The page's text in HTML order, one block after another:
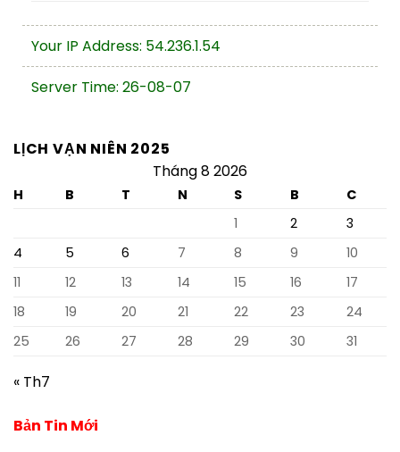
Your IP Address: 54.236.1.54
Server Time: 26-08-07
LỊCH VẠN NIÊN 2025
Tháng 8 2026
H B T N S B
C
1
2
3
4
5 6 7 8 9
10
11
12 13 14 15 16
17
18
19 20 21 22 23
24
25
26 27 28 29 30 31
« Th7
Bản Tin Mới